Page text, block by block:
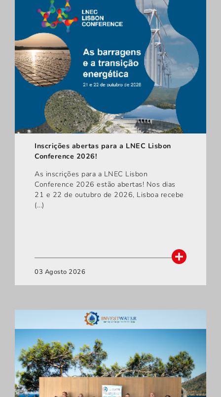
Inscrições abertas para a LNEC Lisbon
Conference 2026!
As inscrições para a LNEC Lisbon
Conference 2026 estão abertas! Nos dias
21 e 22 de outubro de 2026, Lisboa recebe
(...)
03 Agosto 2026